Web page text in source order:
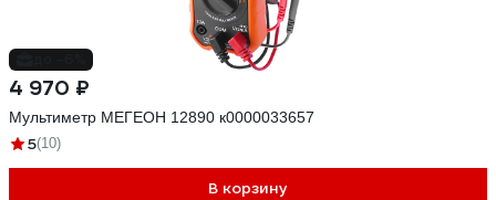
4 970 ₽
Мультиметр МЕГЕОН 12890 к0000033657
5(10)
В корзину